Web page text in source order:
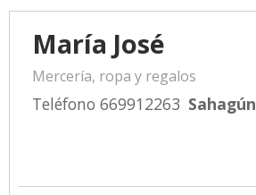
María José
Mercería, ropa y regalos
Teléfono 669912263 Sahagún